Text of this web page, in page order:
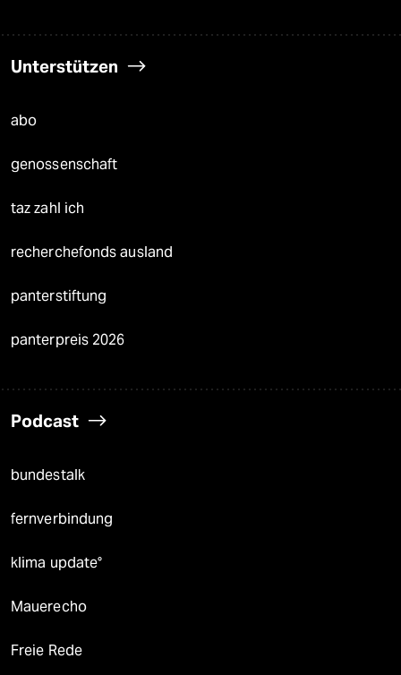
Unterstützen
abo
genossenschaft
taz zahl ich
recherchefonds ausland
panterstiftung
panterpreis 2026
Podcast
bundestalk
fernverbindung
klima update°
Mauerecho
Freie Rede